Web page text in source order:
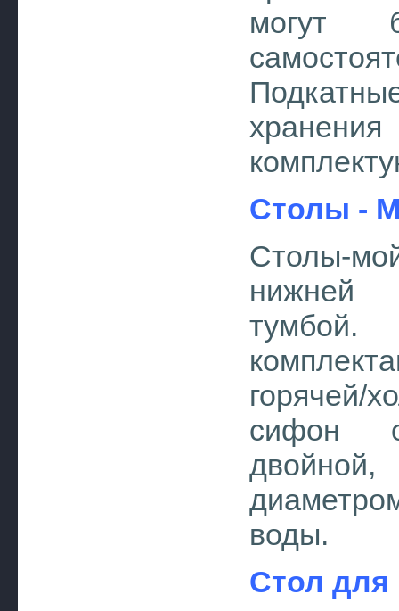
могут
Столы -
Столы-
нижней
сифон
двойной,
воды.
Стол для